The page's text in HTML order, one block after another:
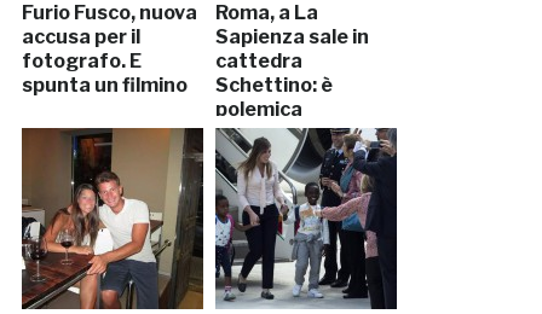
Furio Fusco, nuova
accusa per il
fotografo. E
spunta un filmino
Roma, a La
Sapienza sale in
cattedra
Schettino: è
polemica